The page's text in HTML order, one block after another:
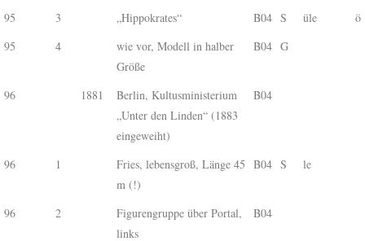
95 3 „Hippokrates“ B04 S üle
ö
95
4
wie vor, Modell in halber
Größe
B04 G
96 1881
Berlin, Kultusministerium
„Unter den Linden“ (1883
eingeweiht)
B04
96 1
Fries, lebensgroß, Länge 45
m (!)
B04 S le
96 2
Figurengruppe über Portal,
links
B04